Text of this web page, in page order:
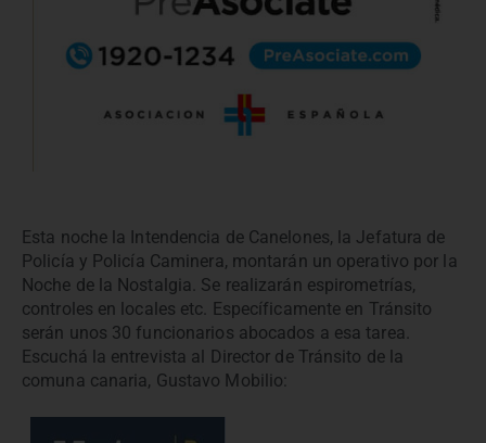
Esta noche la Intendencia de Canelones, la Jefatura de
Policía y Policía Caminera, montarán un operativo por la
Noche de la Nostalgia. Se realizarán espirometrías,
controles en locales etc. Específicamente en Tránsito
serán unos 30 funcionarios abocados a esa tarea.
Escuchá la entrevista al Director de Tránsito de la
comuna canaria, Gustavo Mobilio: